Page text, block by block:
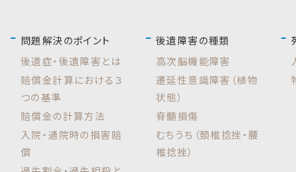
問題解決のポイント
後遺症・後遺障害とは
賠償金計算における３
つの基準
賠償金の計算方法
入院・通院時の損害賠
償
後遺障害の種類
高次脳機能障害
遷延性意識障害（植物
状態）
脊髄損傷
むちうち（頚椎捻挫・腰
椎捻挫）